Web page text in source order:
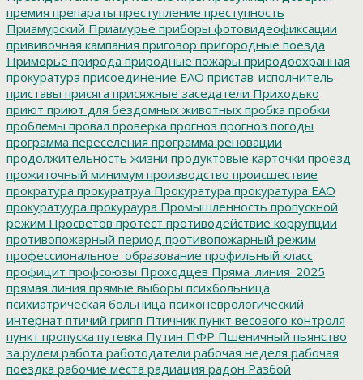
премия препараты преступление преступность
Приамурский Приамурье приборы фотовидеофиксации
прививочная кампания приговор пригородные поезда
Приморье природа природные пожары природоохранная
прокуратура присоединение ЕАО пристав-исполнитель
приставы присяга присяжные заседатели Приходько
приют приют для бездомных животных пробка пробки
проблемы провал проверка прогноз прогноз погоды
программа переселения программа реновации
продолжительность жизни продуктовые карточки проезд
прожиточный минимум производство происшествие
прократура прокуратруа Прокуратура прокуратура ЕАО
прокуратуура прокураура Промышленность пропускной
режим Просветов протест противодействие коррупции
противопожарный период противопожарный режим
профессиональное_образование профильный класс
профицит профсоюзы Проходцев Пряма_линия_2025
прямая линия прямые выборы психбольница
психиатрическая больница психоневрологический
интернат птичий грипп Птичник пункт весового контроля
пункт пропуска путевка Путин ПФР Пшеничный пьянство
за рулем работа работодатели рабочая неделя рабочая
поездка рабочие места радиация радон Разбой